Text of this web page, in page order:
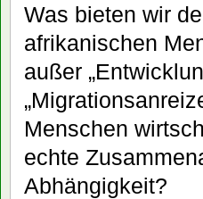
Was bieten wir
afrikanischen
außer
Menschen
echte
Abhängigkeit?